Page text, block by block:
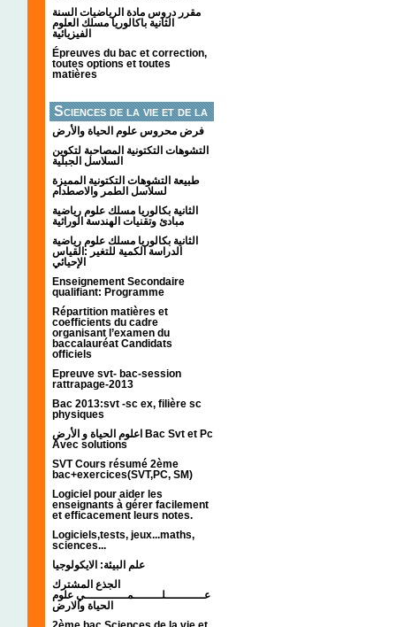
مقرر دروس مادة الرياضيات السنة
الثانية باكالوريا مسلك العلوم
الفيزيائية
Épreuves du bac et correction,
toutes options et toutes
matières
Sciences de la vie et de la
terre
فرض محروس علوم الحياة والأرض
التشوهات التكتونیة المصاحبة لتكوین
السلاسل الجبلیة
طبيعة التشوهات التكتونية المميزة
لسلاسل الطمر والاصطدام
الثانية بكالوريا مسلك علوم رياضية
مبادئ وتقنيات الهندسة الوراثية
الثانية بكالوريا مسلك علوم رياضية
الدراسة الكمية للتغير :القياس
الإحيائي
Enseignement Secondaire
qualifiant: Programme
Répartition matières et
coefficients du cadre
organisant l’examen du
baccalauréat Candidats
officiels
Epreuve svt- bac-session
rattrapage-2013
Bac 2013:svt -sc ex, filière sc
physiques
اعلوم الحياة و الأرض Bac Svt et Pc
Avec solutions
SVT Cours résumé 2ème
bac+exercices(SVT,PC, SM)
Logiciel pour aider les
enseignants à gérer facilement
et efficacement leurs notes.
Logiciels,tests, jeux...maths,
sciences...
علم البيئة: الايكولوجيا
الجذع المشترك
عـــــــــــلــــــــمــــــــــــي علوم
الحياة والارض